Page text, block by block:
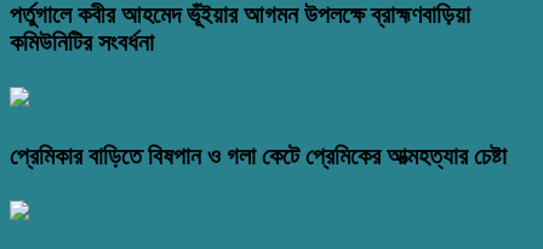
পর্তুগালে কবীর আহমেদ ভূঁইয়ার আগমন উপলক্ষে ব্রাহ্মণবাড়িয়া
কমিউনিটির সংবর্ধনা
প্রেমিকার বাড়িতে বিষপান ও গলা কেটে প্রেমিকের আত্মহত্যার চেষ্টা